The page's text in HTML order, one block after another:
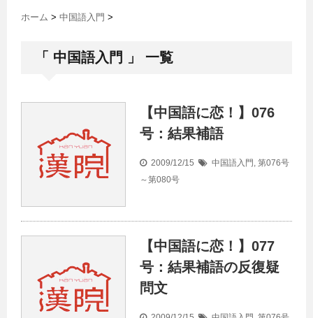
ホーム > 中国語入門 >
「 中国語入門 」 一覧
【中国語に恋！】076
号：結果補語
2009/12/15 中国語入門 , 第076号
～第080号
【中国語に恋！】077
号：結果補語の反復疑
問文